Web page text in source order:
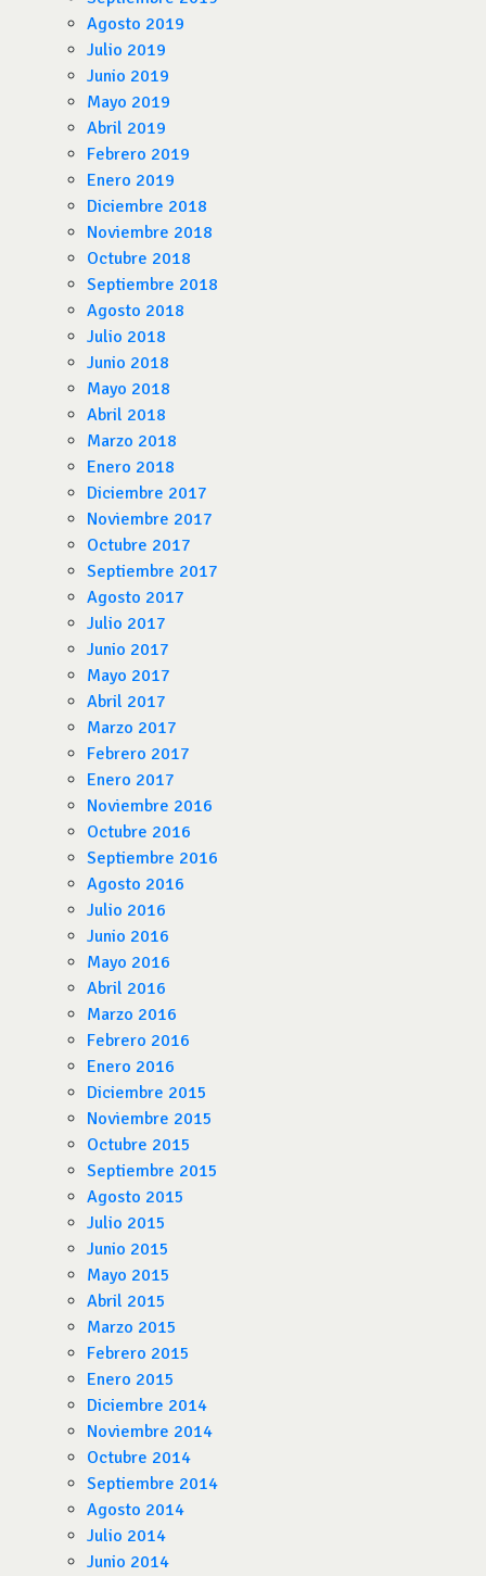
Agosto 2019
Julio 2019
Junio 2019
Mayo 2019
Abril 2019
Febrero 2019
Enero 2019
Diciembre 2018
Noviembre 2018
Octubre 2018
Septiembre 2018
Agosto 2018
Julio 2018
Junio 2018
Mayo 2018
Abril 2018
Marzo 2018
Enero 2018
Diciembre 2017
Noviembre 2017
Octubre 2017
Septiembre 2017
Agosto 2017
Julio 2017
Junio 2017
Mayo 2017
Abril 2017
Marzo 2017
Febrero 2017
Enero 2017
Noviembre 2016
Octubre 2016
Septiembre 2016
Agosto 2016
Julio 2016
Junio 2016
Mayo 2016
Abril 2016
Marzo 2016
Febrero 2016
Enero 2016
Diciembre 2015
Noviembre 2015
Octubre 2015
Septiembre 2015
Agosto 2015
Julio 2015
Junio 2015
Mayo 2015
Abril 2015
Marzo 2015
Febrero 2015
Enero 2015
Diciembre 2014
Noviembre 2014
Octubre 2014
Septiembre 2014
Agosto 2014
Julio 2014
Junio 2014